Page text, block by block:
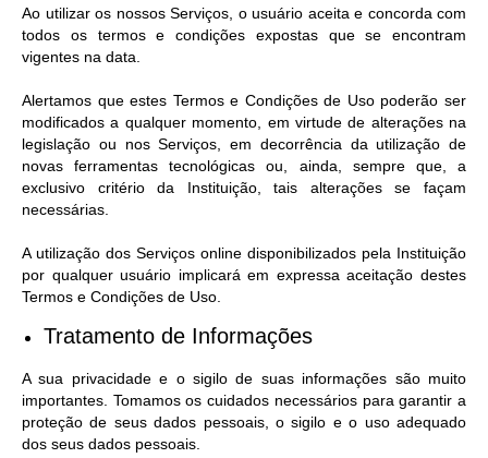
Ao utilizar os nossos Serviços, o usuário aceita e concorda com
todos os termos e condições expostas que se encontram
vigentes na data.
Alertamos que estes Termos e Condições de Uso poderão ser
modificados a qualquer momento, em virtude de alterações na
legislação ou nos Serviços, em decorrência da utilização de
novas ferramentas tecnológicas ou, ainda, sempre que, a
exclusivo critério da Instituição, tais alterações se façam
necessárias.
A utilização dos Serviços online disponibilizados pela Instituição
por qualquer usuário implicará em expressa aceitação destes
Termos e Condições de Uso.
Tratamento de Informações
A sua privacidade e o sigilo de suas informações são muito
importantes. Tomamos os cuidados necessários para garantir a
proteção de seus dados pessoais, o sigilo e o uso adequado
dos seus dados pessoais.